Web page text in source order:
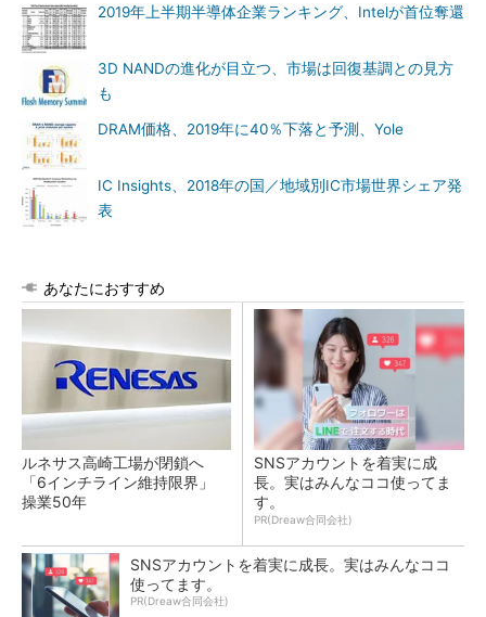
2019年上半期半導体企業ランキング、Intelが首位奪還
3D NANDの進化が目立つ、市場は回復基調との見方
も
DRAM価格、2019年に40％下落と予測、Yole
IC Insights、2018年の国／地域別IC市場世界シェア発
表
あなたにおすすめ
ルネサス高崎工場が閉鎖へ
「6インチライン維持限界」
操業50年
SNSアカウントを着実に成
長。実はみんなココ使ってま
す。
PR(Dreaw合同会社)
SNSアカウントを着実に成長。実はみんなココ
使ってます。
PR(Dreaw合同会社)